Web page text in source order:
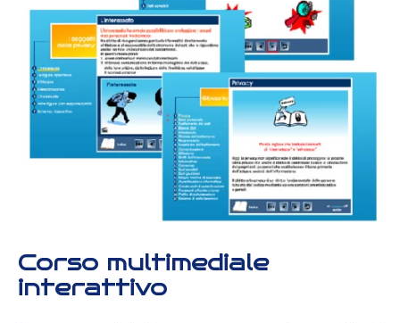
Corso multimediale
interattivo